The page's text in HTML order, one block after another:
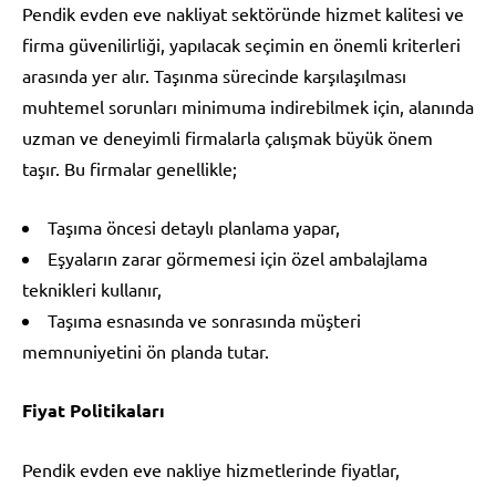
Pendik evden eve nakliyat sektöründe hizmet kalitesi ve
firma güvenilirliği, yapılacak seçimin en önemli kriterleri
arasında yer alır. Taşınma sürecinde karşılaşılması
muhtemel sorunları minimuma indirebilmek için, alanında
uzman ve deneyimli firmalarla çalışmak büyük önem
taşır. Bu firmalar genellikle;
Taşıma öncesi detaylı planlama yapar,
Eşyaların zarar görmemesi için özel ambalajlama
teknikleri kullanır,
Taşıma esnasında ve sonrasında müşteri
memnuniyetini ön planda tutar.
Fiyat Politikaları
Pendik evden eve nakliye hizmetlerinde fiyatlar,